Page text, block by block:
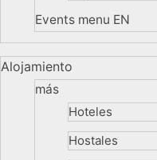
Events menu EN
Alojamiento
más
Hoteles
Hostales